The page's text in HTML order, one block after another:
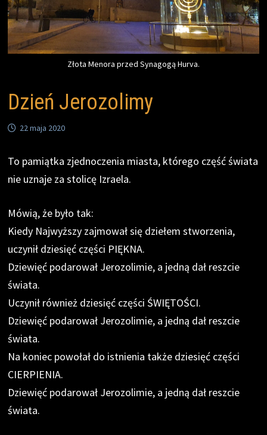
Złota Menora przed Synagogą Hurva.
Dzień Jerozolimy
22 maja 2020
To pamiątka zjednoczenia miasta, którego część świata
nie uznaje za stolicę Izraela.
Mówią, że było tak:
Kiedy Najwyższy zajmował się dziełem stworzenia,
uczynił dziesięć części PIĘKNA.
Dziewięć podarował Jerozolimie, a jedną dał reszcie
świata.
Uczynił również dziesięć części ŚWIĘTOŚCI.
Dziewięć podarował Jerozolimie, a jedną dał reszcie
świata.
Na koniec powołał do istnienia także dziesięć części
CIERPIENIA.
Dziewięć podarował Jerozolimie, a jedną dał reszcie
świata.